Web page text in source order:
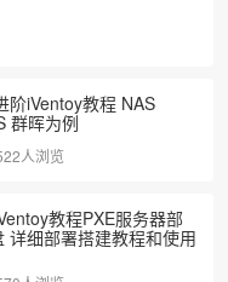
阶iVentoy教程 NAS
群晖为例
人浏览
教程PXE服务器部
详细部署搭建教程和使用